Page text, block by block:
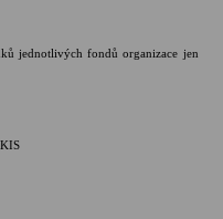
jednotlivých fondů organizace jen